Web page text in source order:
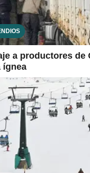
a productores de
ígnea